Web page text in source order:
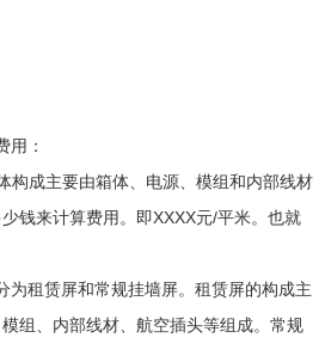
用：
构成主要由箱体、电源、模组和内部线材
钱来计算费用。即XXXX元/平米。也就
为租赁屏和常规挂墙屏。租赁屏的构成主
组、内部线材、航空插头等组成。常规